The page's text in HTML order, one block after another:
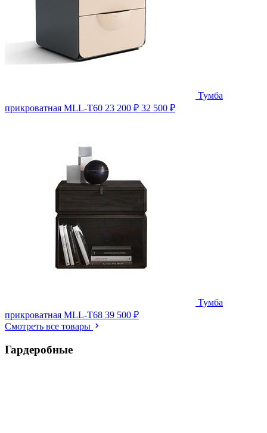
Тумба
прикроватная MLL-T60 23 200 ₽ 32 500 ₽
Тумба
прикроватная MLL-T68 39 500 ₽
Смотреть все товары
Гардеробные